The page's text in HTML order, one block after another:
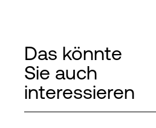
Das könnte
Sie auch
interessieren